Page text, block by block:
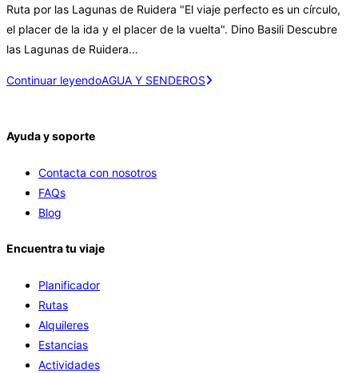
Ruta por las Lagunas de Ruidera "El viaje perfecto es un círculo,
el placer de la ida y el placer de la vuelta". Dino Basili Descubre
las Lagunas de Ruidera…
Continuar leyendoAGUA Y SENDEROS
Ayuda y soporte
Contacta con nosotros
FAQs
Blog
Encuentra tu viaje
Planificador
Rutas
Alquileres
Estancias
Actividades